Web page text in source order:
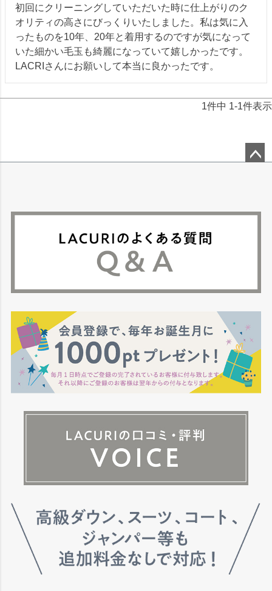
初回にクリーニングしていただいた時に仕上がりのク
オリティの高さにびっくりいたしました。私は気に入
ったものを10年、20年と着用するのですが気になって
いた細かい毛玉も綺麗になっていて嬉しかったです。
LACRIさんにお願いして本当に良かったです。
1件中 1-1件表示
へ